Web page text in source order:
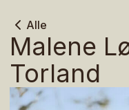
Alle
Malene
Torland